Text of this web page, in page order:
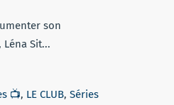
son
Sit...
📺, LE CLUB, Séries